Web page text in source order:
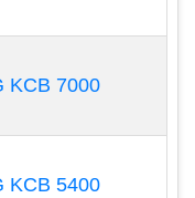
khi đó áp suất
máy bơm đến
suất sẽ dẫn chất
KCB 7000
KCB 5400